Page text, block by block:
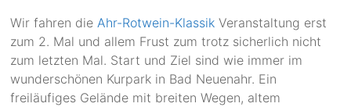
Wir fahren dieAhr-Rotwein-Klassik Veranstaltung erst
zum 2. Mal und allem Frust zum trotz sicherlich nicht
zum letzten Mal. Start und Ziel sind wie immer im
wunderschönen Kurpark in Bad Neuenahr. Ein
freiläufiges Gelände mit breiten Wegen, altem